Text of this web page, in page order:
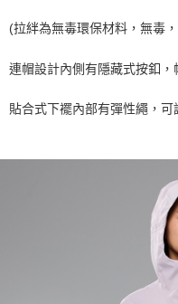
宅配出貨(2000以上免運)
(拉絆為無毒環保材料，無毒
連帽設計內側有隱藏式按釦，
貼合式下襬內部有彈性繩，可